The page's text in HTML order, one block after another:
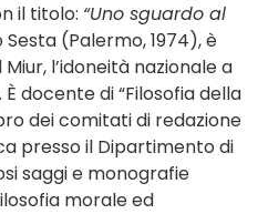
il titolo: “Uno sguardo al
Sesta (Palermo, 1974), è
l’idoneità nazionale a
docente di “Filosofia della
dei comitati di redazione
presso il Dipartimento di
saggi e monografie
morale ed